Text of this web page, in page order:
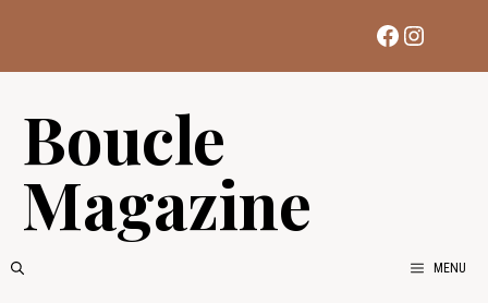
contenu
Facebook
Boucle
Magazine
MENU